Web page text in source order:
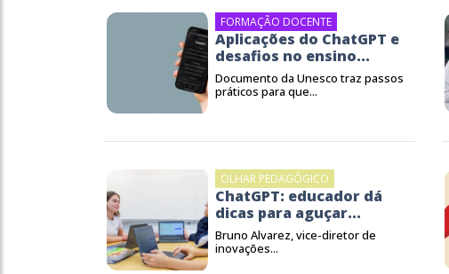
FORMAÇÃO DOCENTE
Aplicações do ChatGPT e
desafios no ensino...
Documento da Unesco traz passos
práticos para que...
OLHAR PEDAGÓGICO
ChatGPT: educador dá
dicas para aguçar...
Bruno Alvarez, vice-diretor de
inovações...